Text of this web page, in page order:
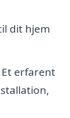
dit hjem
Et erfarent